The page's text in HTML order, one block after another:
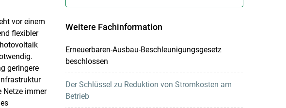
vor einem
flexibler
geringere
Netze immer
Weitere Fachinformation
Erneuerbaren-Ausbau-Beschleunigungsgesetz
beschlossen
Der Schlüssel zu Reduktion von Stromkosten am
Betrieb